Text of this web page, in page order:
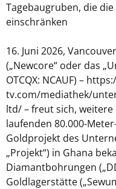
Tagebaugruben, die
einschränken
16. Juni 2026,
(„Newcore“ oder das
OTCQX: NCAUF) –
tv.com/mediathek/
ltd/ – freut sich,
laufenden 80.000-
Goldprojekt des
„Projekt“) in Ghana
Diamantbohrungen
Goldlagerstätte